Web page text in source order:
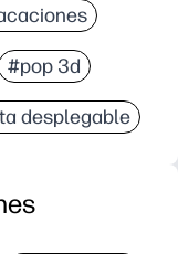
#pop 3d
desplegable